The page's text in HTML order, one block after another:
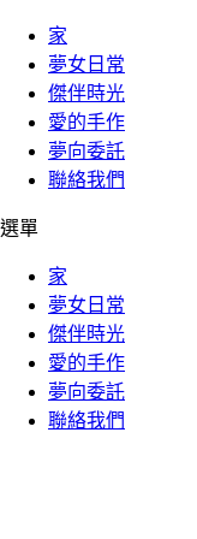
家
夢女日常
傑伴時光
愛的手作
夢向委託
聯絡我們
選單
家
夢女日常
傑伴時光
愛的手作
夢向委託
聯絡我們